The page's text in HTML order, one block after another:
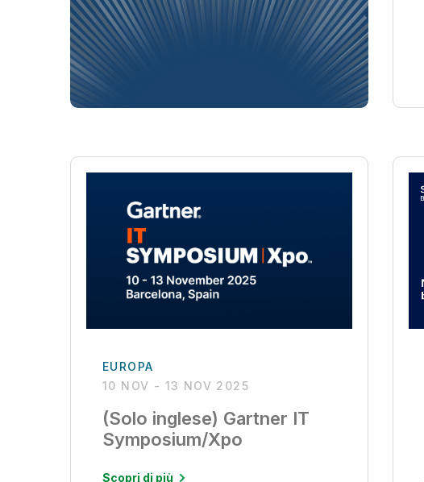
EUROPA
10 NOV - 13 NOV 2025
(Solo inglese) Gartner IT
Symposium/Xpo
Scopri di più